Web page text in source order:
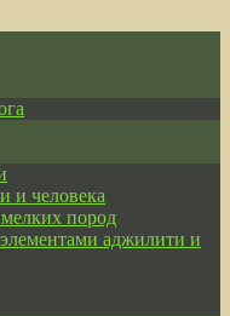
и человека
пород
аджилити и